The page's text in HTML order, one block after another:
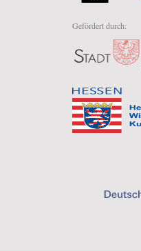
Gefördert durch: